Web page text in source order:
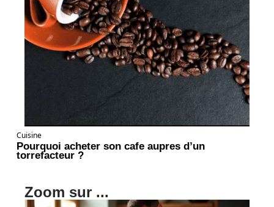
Cuisine
Pourquoi acheter son cafe aupres d’un
torrefacteur ?
Zoom sur ...